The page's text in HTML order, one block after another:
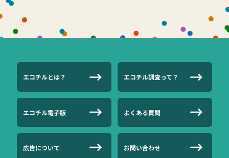
エコチルとは？ エコチル調査って？
エコチル電子版 よくある質問
広告について お問い合わせ